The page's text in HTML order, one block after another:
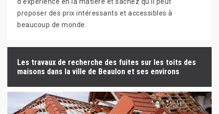
proposer des prix intéressants et accessibles à
beaucoup de monde.
Les travaux de recherche des fuites sur les toits des
maisons dans la ville de Beaulon et ses environs